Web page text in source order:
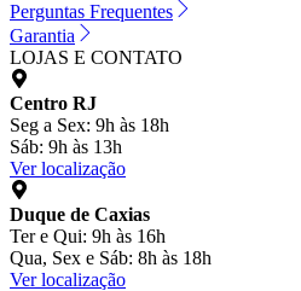
Perguntas Frequentes
Garantia
LOJAS E CONTATO
Centro RJ
Seg a Sex: 9h às 18h
Sáb: 9h às 13h
Ver localização
Duque de Caxias
Ter e Qui: 9h às 16h
Qua, Sex e Sáb: 8h às 18h
Ver localização